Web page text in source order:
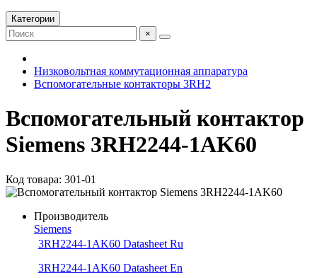
Категории
×
Низковольтная коммутационная аппаратура
Вспомогательные контакторы 3RH2
Вспомогательный контактор
Siemens 3RH2244-1AK60
Код товара: 301-01
Производитель
Siemens
3RH2244-1AK60 Datasheet Ru
3RH2244-1AK60 Datasheet En